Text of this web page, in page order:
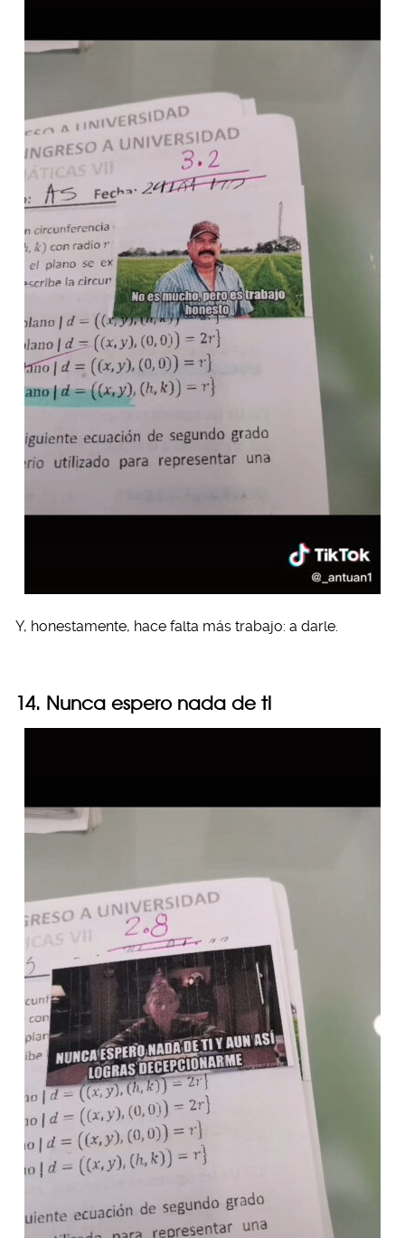
Y, honestamente, hace falta más trabajo: a darle.
14. Nunca espero nada de ti